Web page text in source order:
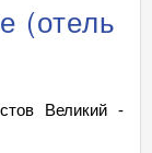
(отель
Великий -